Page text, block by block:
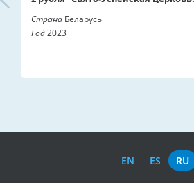
Страна Беларусь
Год2023
EN ES RU